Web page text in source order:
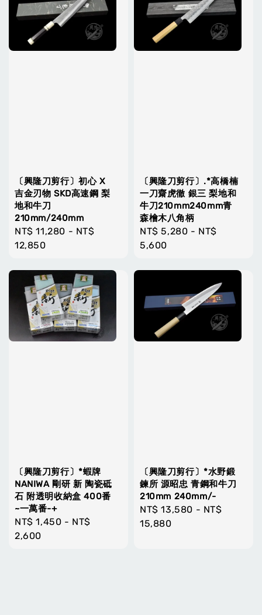
NT$ 1,200
NT$ 1,500
-
NT$ 1,040
NT$ 1,300
〔興隆刀剪行〕初心 X
吉金刃物 SKD高速鋼 梨
地和牛刀
210mm/240mm
Regular
price
NT$ 11,280 - NT$
12,850
〔興隆刀剪行〕.*高橋楠
一刀齋虎徹 銀三 梨地和
牛刀210mm240mm青
森檜木八角柄
Regular
price
NT$ 5,280 - NT$
5,600
〔興隆刀剪行〕*蝦牌
NANIWA 剛研 新 陶瓷砥
石 附透明收納盒 400番
~一萬番-+
Regular
price
NT$ 1,450 - NT$
2,600
〔興隆刀剪行〕*水野鍛
鍊所 源昭忠 青鋼和牛刀
210mm 240mm/-
Regular
price
NT$ 13,580 - NT$
15,880